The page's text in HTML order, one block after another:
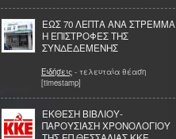
ΕΩΣ 70 ΛΕΠΤΑ ΑΝΑ ΣΤΡΕΜΜΑ
Η ΕΠΙΣΤΡΟΦΕΣ ΤΗΣ
ΣΥΝΔΕΔΕΜΕΝΗΣ
Ειδήσεις - τελευταία θέαση
[timestamp]
ΕΚΘΕΣΗ ΒΙΒΛΙΟΥ-
ΠΑΡΟΥΣΙΑΣΗ ΧΡΟΝΟΛΟΓΙΟΥ